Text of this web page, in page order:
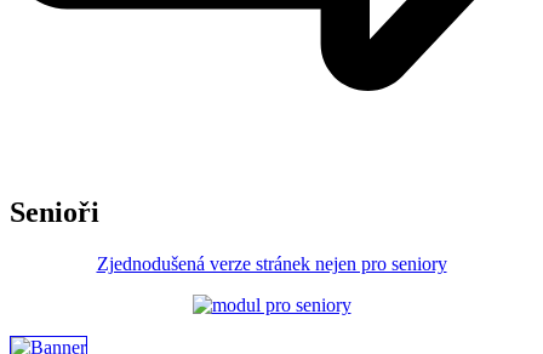
Senioři
Zjednodušená verze stránek nejen pro seniory